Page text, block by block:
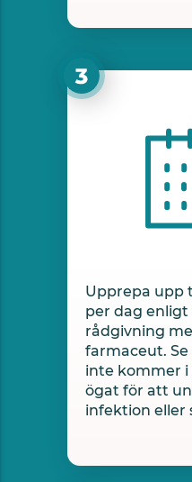
Upprepa upp
per dag enligt
rådgivning
farmaceut.
inte kommer
ögat för att
infektion eller